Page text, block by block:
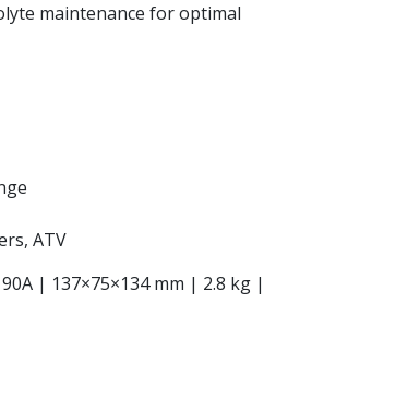
maintenance for optimal
ATV
| 137×75×134 mm | 2.8 kg |